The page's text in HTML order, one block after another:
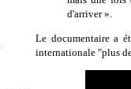
d'arriver ».
Le documentaire a
internationale "plus